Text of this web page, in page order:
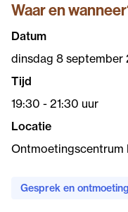
Waar en
Datum
dinsdag 8 september
Tijd
19:30 - 21:30 uur
Locatie
Ontmoetingscentrum
Gesprek en ontmoeting